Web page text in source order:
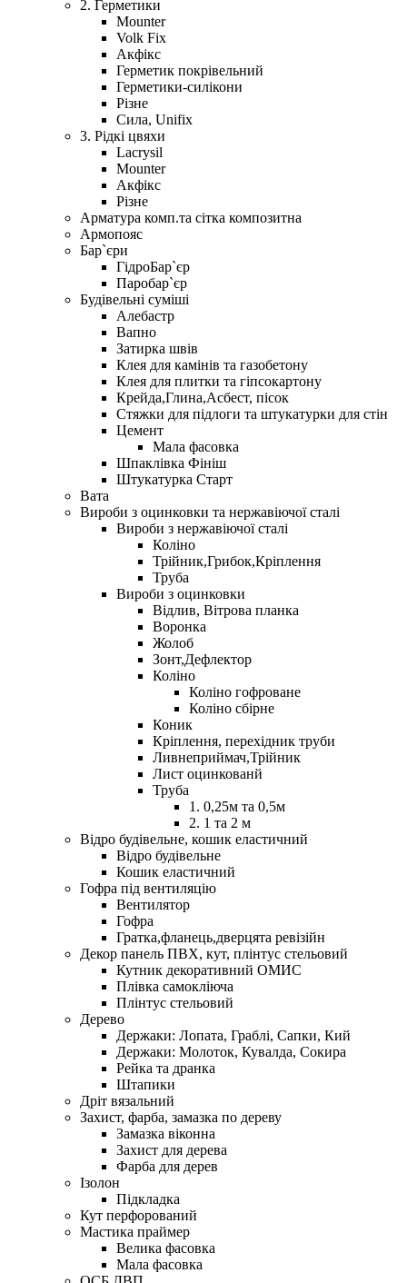
2. Герметики
Mounter
Volk Fix
Акфікс
Герметик покрівельний
Герметики-силікони
Різне
Сила, Unifix
3. Рідкі цвяхи
Lacrysil
Mounter
Акфікс
Різне
Арматура комп.та сітка композитна
Армопояс
Бар`єри
ГідроБар`єр
Паробар`єр
Будівельні суміші
Алебастр
Вапно
Затирка швів
Клея для камінів та газобетону
Клея для плитки та гіпсокартону
Крейда,Глина,Асбест, пісок
Стяжки для підлоги та штукатурки для стін
Цемент
Мала фасовка
Шпаклівка Фініш
Штукатурка Старт
Вата
Вироби з оцинковки та нержавіючої сталі
Вироби з нержавіючої сталі
Коліно
Трійник,Грибок,Кріплення
Труба
Вироби з оцинковки
Відлив, Вітрова планка
Воронка
Жолоб
Зонт,Дефлектор
Коліно
Коліно гофроване
Коліно сбірне
Коник
Кріплення, перехідник труби
Ливнеприймач,Трійник
Лист оцинкованй
Труба
1. 0,25м та 0,5м
2. 1 та 2 м
Відро будівельне, кошик еластичний
Відро будівельне
Кошик еластичний
Гофра під вентиляцію
Вентилятор
Гофра
Гратка,фланець,дверцята ревізійн
Декор панель ПВХ, кут, плінтус стельовий
Кутник декоративний ОМИС
Плівка самокліюча
Плінтус стельовий
Дерево
Держаки: Лопата, Граблі, Сапки, Кий
Держаки: Молоток, Кувалда, Сокира
Рейка та дранка
Штапики
Дріт вязальний
Захист, фарба, замазка по дереву
Замазка віконна
Захист для дерева
Фарба для дерев
Ізолон
Підкладка
Кут перфорований
Мастика праймер
Велика фасовка
Мала фасовка